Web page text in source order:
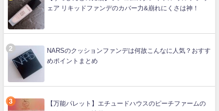
ェア リキッドファンデのカバー力&崩れにくさは神！
NARSのクッションファンデは何故こんなに人気？おすす
めポイントまとめ
【万能パレット】エチュードハウスのピーチファームの